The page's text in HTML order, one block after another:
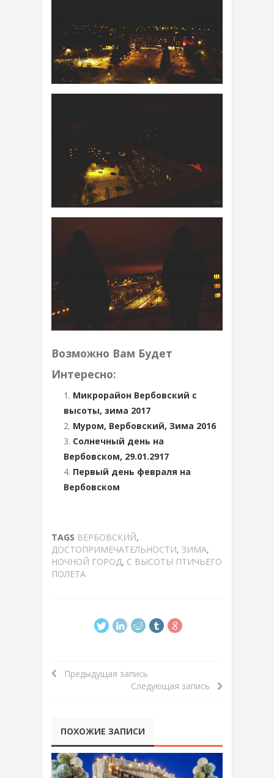
Возможно Вам Будет
Интересно:
Микрорайон Вербовский с
высоты, зима 2017
Муром, Вербовский, Зима 2016
Солнечный день на
Вербовском, 29.01.2917
Первый день февраля на
Вербовском
TAGS ВЕРБОВСКИЙ,
ДОСТОПРИМЕЧАТЕЛЬНОСТИ, ЗИМА,
НОЧНОЙ ГОРОД, С ВЫСОТЫ ПТИЧЬЕГО
ПОЛЕТА
Предыдущая запись
Следующая запись
ПОХОЖИЕ ЗАПИСИ